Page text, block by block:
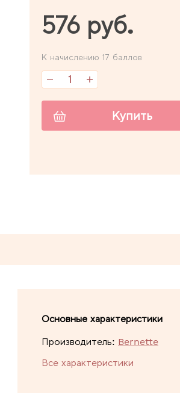
576 руб.
К начислению 17 баллов
Купить
Основные характеристики
Производитель: Bernette
Все характеристики